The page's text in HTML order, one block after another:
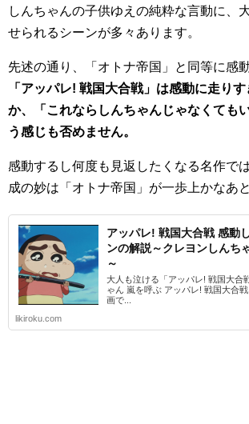
しんちゃんの子供ゆえの純粋な言動に、
せられるシーンが多々あります。
先述の通り、「オトナ帝国」と同等に感
「アッパレ! 戦国大合戦」は感動に走り
か、「これならしんちゃんじゃなくても
う感じも否めません。
感動するし何度も見返したくなる名作で
成の妙は「オトナ帝国」が一歩上かなあ
アッパレ! 戦国大合戦 感動
ンの解説～クレヨンしんち
～
大人も泣ける「アッパレ! 戦国大合
ゃん 嵐を呼ぶ アッパレ! 戦国大合
画で...
likiroku.com